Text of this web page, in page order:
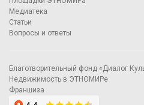
Медиатека
Статьи
Вопросы и ответы
Благотворительный фонд «Диалог
Недвижимость в ЭТНОМИРе
Франшиза